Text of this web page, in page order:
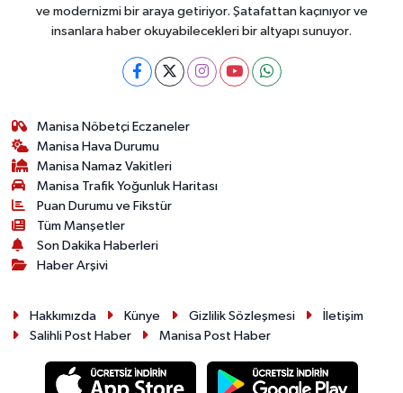
ve modernizmi bir araya getiriyor. Şatafattan kaçınıyor ve
insanlara haber okuyabilecekleri bir altyapı sunuyor.
Manisa Nöbetçi Eczaneler
Manisa Hava Durumu
Manisa Namaz Vakitleri
Manisa Trafik Yoğunluk Haritası
Puan Durumu ve Fikstür
Tüm Manşetler
Son Dakika Haberleri
Haber Arşivi
Hakkımızda Künye Gizlilik Sözleşmesi
İletişim
Salihli Post Haber
Manisa Post Haber